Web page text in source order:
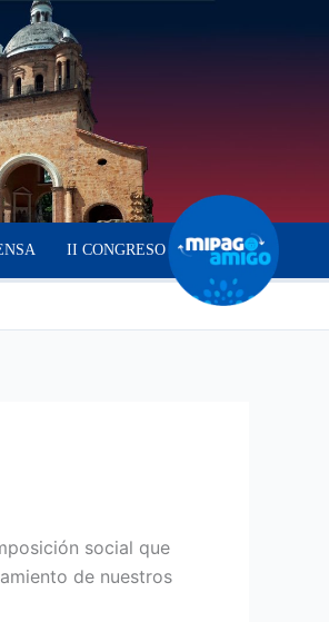
II CONGRESO
social que
de nuestros